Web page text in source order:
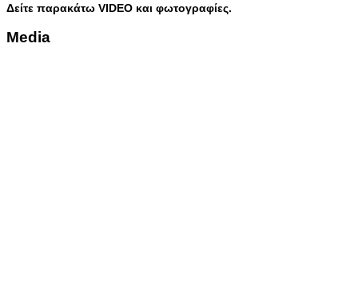
Δείτε παρακάτω VIDEO και φωτογραφίες.
Media